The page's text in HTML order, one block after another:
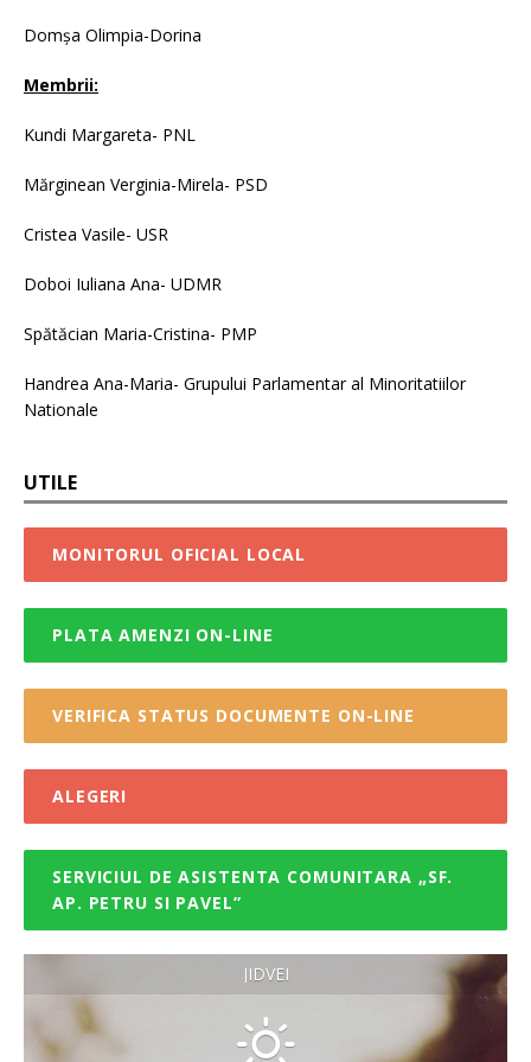
Domșa Olimpia-Dorina
Membrii:
Kundi Margareta- PNL
Mărginean Verginia-Mirela- PSD
Cristea Vasile- USR
Doboi Iuliana Ana- UDMR
Spătăcian Maria-Cristina- PMP
Handrea Ana-Maria- Grupului Parlamentar al Minoritatiilor
Nationale
UTILE
MONITORUL OFICIAL LOCAL
PLATA AMENZI ON-LINE
VERIFICA STATUS DOCUMENTE ON-LINE
ALEGERI
SERVICIUL DE ASISTENTA COMUNITARA „SF.
AP. PETRU SI PAVEL”
JIDVEI